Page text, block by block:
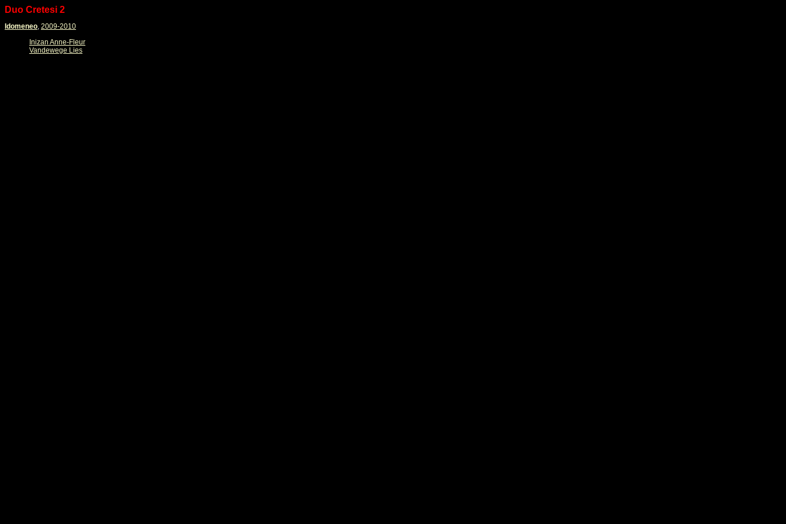
Duo Cretesi 2
Idomeneo, 2009-2010
Inizan Anne-Fleur
Vandewege Lies